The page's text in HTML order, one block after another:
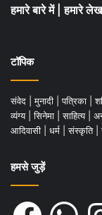
के बाद चैपलिन
पास के एक
इस घटना के
गया और दूसरी
हमारे बारे में हमारे
टॉपिक
संवेद मुनादी पत्रिका
व्यंग्य
सिनेमा साहित्य
आदिवासी
धर्म संस्कृति
हमसे जुड़ें
Facebook WhatsApp